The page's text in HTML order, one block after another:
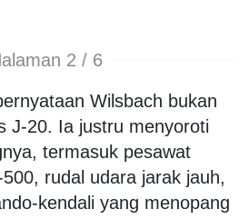
2 / 6
Wilsbach bukan
J-20. Ia justru menyoroti
termasuk pesawat
rudal udara jarak jauh,
kendali yang menopang